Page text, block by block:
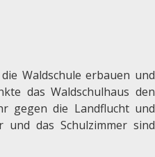
Waldschule erbauen und
das Waldschulhaus den
gegen die Landflucht und
und das Schulzimmer sind